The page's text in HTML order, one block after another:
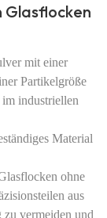
Glasflocken
mit einer
Partikelgröße
industriellen
Material
ohne
aus
zu vermeiden und